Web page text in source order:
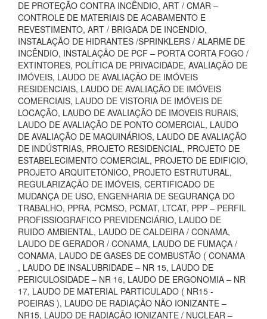
DE PROTEÇÃO CONTRA INCÊNDIO, ART / CMAR –
CONTROLE DE MATERIAIS DE ACABAMENTO E
REVESTIMENTO, ART / BRIGADA DE INCENDIO,
INSTALAÇÃO DE HIDRANTES /SPRINKLERS / ALARME DE
INCÊNDIO, INSTALAÇÃO DE PCF – PORTA CORTA FOGO /
EXTINTORES, POLÍTICA DE PRIVACIDADE, AVALIAÇÃO DE
IMÓVEIS, LAUDO DE AVALIAÇÃO DE IMÓVEIS
RESIDENCIAIS, LAUDO DE AVALIAÇÃO DE IMÓVEIS
COMERCIAIS, LAUDO DE VISTORIA DE IMÓVEIS DE
LOCAÇÃO, LAUDO DE AVALIAÇÃO DE IMOVEIS RURAIS,
LAUDO DE AVALIAÇÃO DE PONTO COMERCIAL, LAUDO
DE AVALIAÇÃO DE MAQUINÁRIOS, LAUDO DE AVALIAÇÃO
DE INDÚSTRIAS, PROJETO RESIDENCIAL, PROJETO DE
ESTABELECIMENTO COMERCIAL, PROJETO DE EDIFICIO,
PROJETO ARQUITETÔNICO, PROJETO ESTRUTURAL,
REGULARIZAÇÃO DE IMÓVEIS, CERTIFICADO DE
MUDANÇA DE USO, ENGENHARIA DE SEGURANÇA DO
TRABALHO, PPRA, PCMSO, PCMAT, LTCAT, PPP – PERFIL
PROFISSIOGRAFICO PREVIDENCIÁRIO, LAUDO DE
RUIDO AMBIENTAL, LAUDO DE CALDEIRA / CONAMA,
LAUDO DE GERADOR / CONAMA, LAUDO DE FUMAÇA /
CONAMA, LAUDO DE GASES DE COMBUSTÃO ( CONAMA
, LAUDO DE INSALUBRIDADE – NR 15, LAUDO DE
PERICULOSIDADE – NR 16, LAUDO DE ERGONOMIA – NR
17, LAUDO DE MATERIAL PARTICULADO ( NR15 -
POEIRAS ), LAUDO DE RADIAÇÃO NÃO IONIZANTE –
NR15, LAUDO DE RADIAÇÃO IONIZANTE / NUCLEAR –